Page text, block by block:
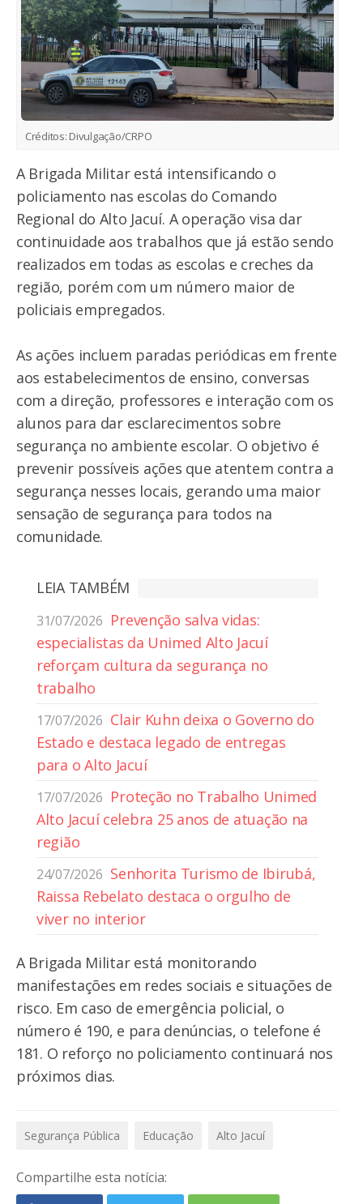
Créditos: Divulgação/CRPO
A Brigada Militar está intensificando o
policiamento nas escolas do Comando
Regional do Alto Jacuí. A operação visa dar
continuidade aos trabalhos que já estão sendo
realizados em todas as escolas e creches da
região, porém com um número maior de
policiais empregados.
As ações incluem paradas periódicas em frente
aos estabelecimentos de ensino, conversas
com a direção, professores e interação com os
alunos para dar esclarecimentos sobre
segurança no ambiente escolar. O objetivo é
prevenir possíveis ações que atentem contra a
segurança nesses locais, gerando uma maior
sensação de segurança para todos na
comunidade.
LEIA TAMBÉM
31/07/2026 Prevenção salva vidas:
especialistas da Unimed Alto Jacuí
reforçam cultura da segurança no
trabalho
17/07/2026 Clair Kuhn deixa o Governo do
Estado e destaca legado de entregas
para o Alto Jacuí
17/07/2026 Proteção no Trabalho Unimed
Alto Jacuí celebra 25 anos de atuação na
região
24/07/2026 Senhorita Turismo de Ibirubá,
Raissa Rebelato destaca o orgulho de
viver no interior
A Brigada Militar está monitorando
manifestações em redes sociais e situações de
risco. Em caso de emergência policial, o
número é 190, e para denúncias, o telefone é
181. O reforço no policiamento continuará nos
próximos dias.
Segurança Pública Educação Alto Jacuí
Compartilhe esta notícia: